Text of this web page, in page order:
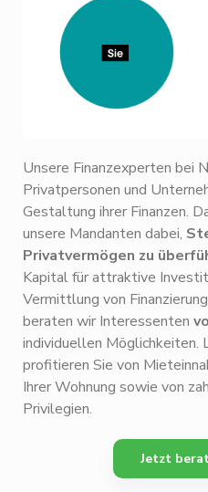
Unsere Finanzexperten bei
Privatpersonen und
Gestaltung ihrer Finanzen.
unsere Mandanten dabei,
Privatvermögen zu
Kapital für attraktive
Vermittlung von
beraten wir Interessenten
individuellen Möglichkeiten.
profitieren Sie von
Ihrer Wohnung sowie von
Privilegien.
Jetzt